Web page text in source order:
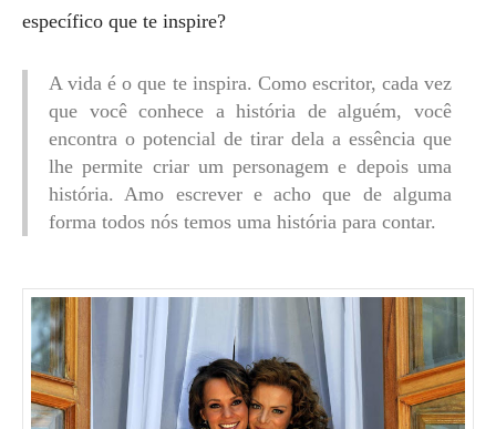
específico que te inspire?
A vida é o que te inspira. Como escritor, cada vez
que você conhece a história de alguém, você
encontra o potencial de tirar dela a essência que
lhe permite criar um personagem e depois uma
história. Amo escrever e acho que de alguma
forma todos nós temos uma história para contar.